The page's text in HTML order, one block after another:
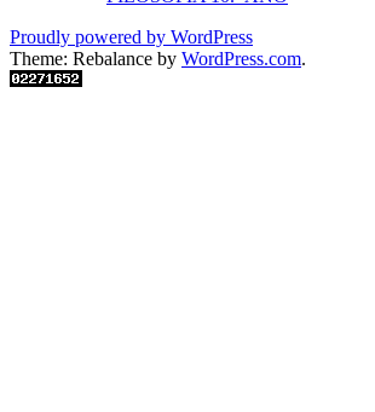
Proudly powered by WordPress
Theme: Rebalance by WordPress.com.